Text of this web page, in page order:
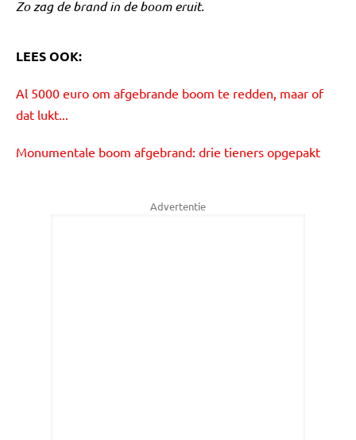
Zo zag de brand in de boom eruit.
LEES OOK:
Al 5000 euro om afgebrande boom te redden, maar of
dat lukt...
Monumentale boom afgebrand: drie tieners opgepakt
Advertentie